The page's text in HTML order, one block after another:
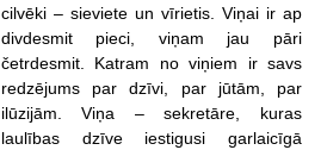
cilvēki – sieviete un vīrietis. Viņai ir ap
divdesmit pieci, viņam jau pāri
četrdesmit. Katram no viņiem ir savs
redzējums par dzīvi, par jūtām, par
ilūzijām. Viņa – sekretāre, kuras
laulības dzīve iestigusi garlaicīgā